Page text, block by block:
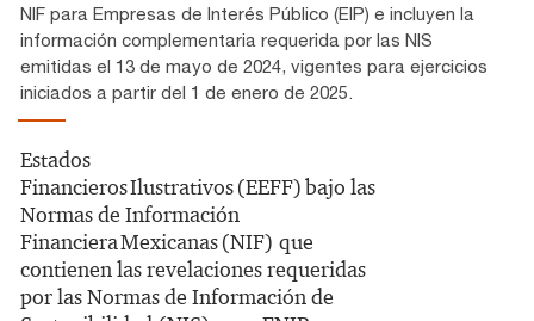
NIF para Empresas de Interés Público (EIP) e incluyen la
información complementaria requerida por las NIS
emitidas el 13 de mayo de 2024, vigentes para ejercicios
iniciados a partir del 1 de enero de 2025.
Estados
Financieros Ilustrativos (EEFF) bajo las
Normas de Información
Financiera Mexicanas (NIF) que
contienen las revelaciones requeridas
por las Normas de Información de